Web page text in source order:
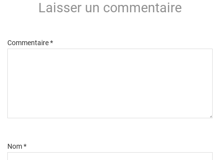
Laisser un commentaire
Commentaire*
Nom*